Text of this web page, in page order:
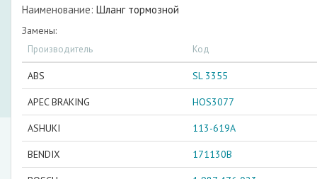
Наименование: Шланг тормозной
Замены:
Производитель Код
ABS SL 3355
APEC BRAKING HOS3077
ASHUKI 113-619A
BENDIX 171130B